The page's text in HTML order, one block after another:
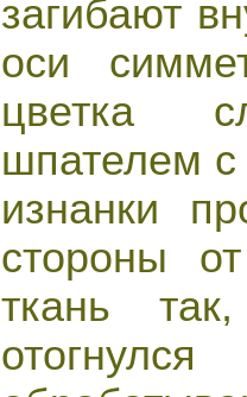
загибают
оси
цветка
шпателем с
изнанки
стороны
ткань